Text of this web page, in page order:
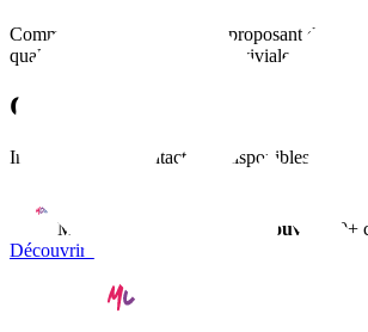
Commerce dirigé par Erkan, proposant des
qualité dans une ambiance conviviale et
Contact
Informations de contact non disponibles
Membre du réseau ClichyMouv
• 150+
Découvrir tous nos adhérents